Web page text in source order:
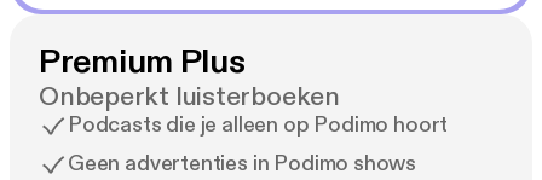
Premium Plus
Onbeperkt luisterboeken
Podcasts die je alleen op Podimo hoort
Geen advertenties in Podimo shows